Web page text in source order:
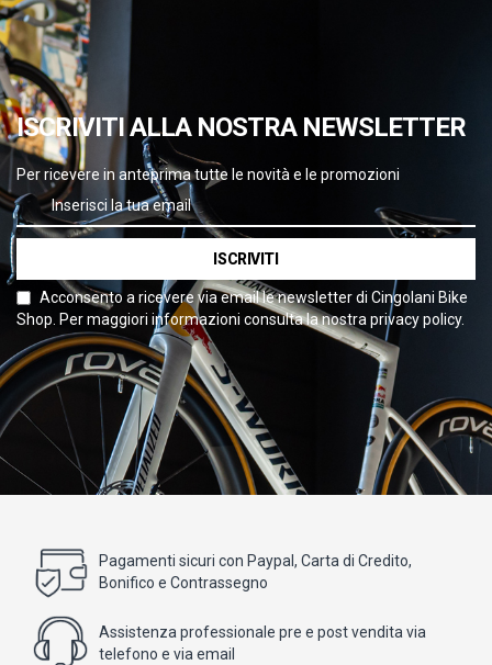
ISCRIVITI ALLA NOSTRA NEWSLETTER
Per ricevere in anteprima tutte le novità e le promozioni
ISCRIVITI
Acconsento a ricevere via email le newsletter di Cingolani Bike
Shop. Per maggiori informazioni consulta la nostra privacy policy.
Pagamenti sicuri con Paypal, Carta di Credito,
Bonifico e Contrassegno
Assistenza professionale pre e post vendita via
telefono e via email